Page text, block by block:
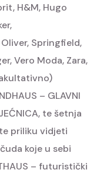
H&M, Hugo
Springfield,
Vero Moda, Zara,
– GLAVNI
te šetnja
priliku vidjeti
koje u sebi
– futuristički